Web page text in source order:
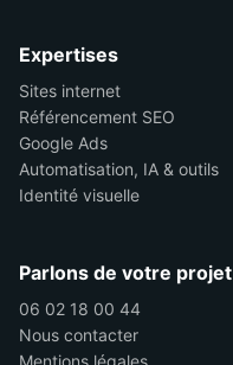
Expertises
Sites internet
Référencement SEO
Google Ads
Automatisation, IA & outils
Identité visuelle
Parlons de votre projet
06 02 18 00 44
Nous contacter